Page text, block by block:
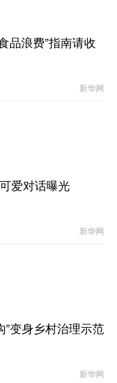
品浪费”指南请收
新华网
爱对话曝光
新华网
”变身乡村治理示范
新华网